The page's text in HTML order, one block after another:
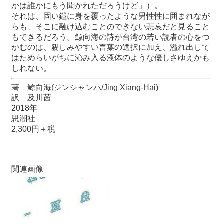
関
連
リ
ン
ク
ホ
ー
ム
サ
ッ
かは誰かにもう聞かれただろうけど」）。
それは、固い鎧に身を覆ったような男性性に囲まれなが
らも、そこに融け込むことのできない悲哀だと見ること
もできるだろう。鯨向海の詩が台湾の若い読者の心をつ
かむのは、親しみやすい言葉の選択に加え、溢れ出して
はためらいがちに沁み入る液体のような優しさゆえかも
しれない。
著 鯨向海(ジンシャンハ/Jing Xiang-Hai)
訳 及川茜
2018年
思潮社
2,300円＋税
関連画像